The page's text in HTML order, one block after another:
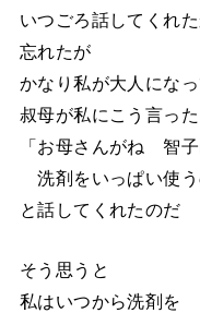
いつごろ話してくれ
忘れたが
かなり私が大人にな
叔母が私にこう言った
「お母さんがね 智
洗剤をいっぱい使う
と話してくれたのだ
そう思うと
私はいつから洗剤を